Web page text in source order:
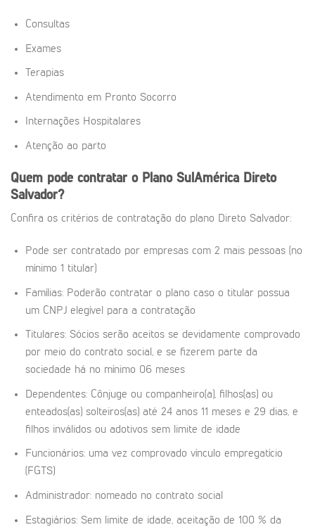
Consultas
Exames
Terapias
Atendimento em Pronto Socorro
Internações Hospitalares
Atenção ao parto
Quem pode contratar o Plano SulAmérica Direto
Salvador?
Confira os critérios de contratação do plano Direto Salvador:
Pode ser contratado por empresas com 2 mais pessoas (no
mínimo 1 titular)
Famílias: Poderão contratar o plano caso o titular possua
um CNPJ elegível para a contratação
Titulares: Sócios serão aceitos se devidamente comprovado
por meio do contrato social, e se fizerem parte da
sociedade há no mínimo 06 meses
Dependentes: Cônjuge ou companheiro(a), filhos(as) ou
enteados(as) solteiros(as) até 24 anos 11 meses e 29 dias, e
filhos inválidos ou adotivos sem limite de idade
Funcionários: uma vez comprovado vínculo empregatício
(FGTS)
Administrador: nomeado no contrato social
Estagiários: Sem limite de idade, aceitação de 100 % da